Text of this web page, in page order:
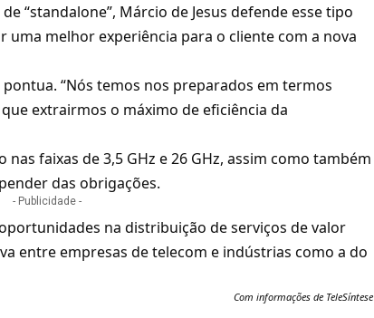
“standalone”, Márcio de Jesus defende esse tipo
uma melhor experiência para o cliente com a nova
“Nós temos nos preparados em termos
extrairmos o máximo de eficiência da
faixas de 3,5 GHz e 26 GHz, assim como também
das obrigações.
- Publicidade -
na distribuição de serviços de valor
entre empresas de telecom e indústrias como a do
Com informações de TeleSíntese